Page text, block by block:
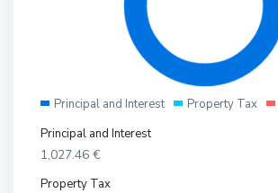
Principal and Interest Property Tax
Principal and Interest
1,027.46 €
Property Tax